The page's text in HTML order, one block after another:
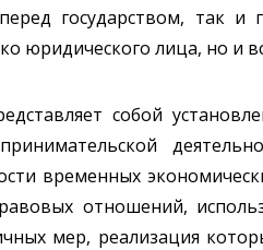
государством, так и
юридического лица, но и
собой
временных
отношений,
мер, реализация